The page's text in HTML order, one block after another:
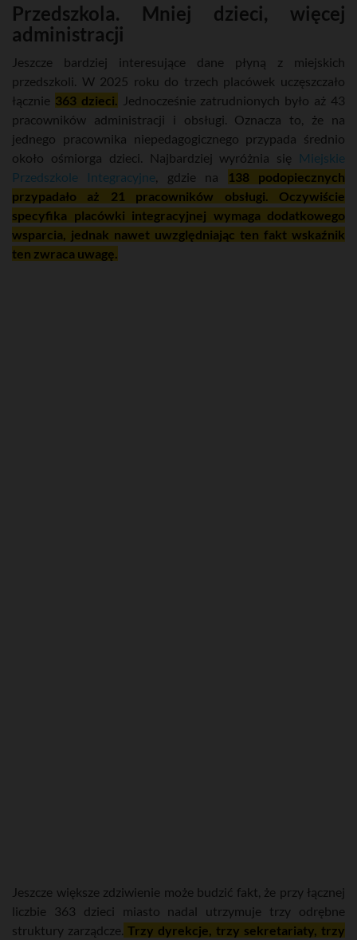
Przedszkola. Mniej dzieci, więcej
administracji
Jeszcze bardziej interesujące dane płyną z miejskich
przedszkoli. W 2025 roku do trzech placówek uczęszczało
łącznie 363 dzieci. Jednocześnie zatrudnionych było aż 43
pracowników administracji i obsługi. Oznacza to, że na
jednego pracownika niepedagogicznego przypada średnio
około ośmiorga dzieci. Najbardziej wyróżnia się
Miejskie
Przedszkole Integracyjne , gdzie na
138 podopiecznych
przypadało aż 21 pracowników obsługi. Oczywiście
specyfika placówki integracyjnej wymaga dodatkowego
wsparcia, jednak nawet uwzględniając ten fakt wskaźnik
ten zwraca uwagę.
Jeszcze większe zdziwienie może budzić fakt, że przy łącznej
liczbie 363 dzieci miasto nadal utrzymuje trzy odrębne
struktury zarządcze. Trzy dyrekcje, trzy sekretariaty, trzy